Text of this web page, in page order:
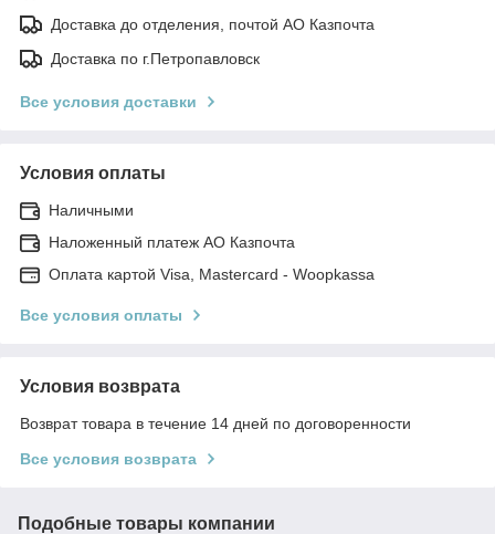
Доставка до отделения, почтой АО Казпочта
Доставка по г.Петропавловск
Все условия доставки
Условия оплаты
Наличными
Наложенный платеж АО Казпочта
Оплата картой Visa, Mastercard - Woopkassa
Все условия оплаты
Условия возврата
Возврат товара в течение 14 дней по договоренности
Все условия возврата
Подобные товары компании